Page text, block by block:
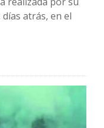
atrás, en el